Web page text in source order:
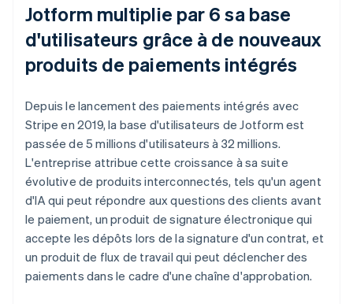
Jotform multiplie par 6 sa base
d'utilisateurs grâce à de nouveaux
produits de paiements intégrés
Depuis le lancement des paiements intégrés avec
Stripe en 2019, la base d'utilisateurs de Jotform est
passée de 5 millions d'utilisateurs à 32 millions.
L'entreprise attribue cette croissance à sa suite
évolutive de produits interconnectés, tels qu'un agent
d'IA qui peut répondre aux questions des clients avant
le paiement, un produit de signature électronique qui
accepte les dépôts lors de la signature d'un contrat, et
un produit de flux de travail qui peut déclencher des
paiements dans le cadre d'une chaîne d'approbation.